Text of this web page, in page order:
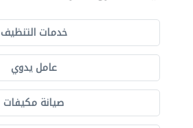
خدمات التنظيف
عامل يدوي
صيانة مكيفات